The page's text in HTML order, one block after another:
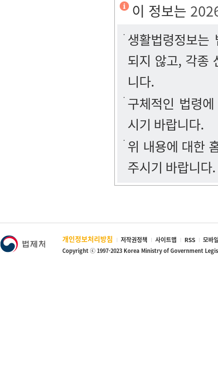
이 정보는
생활법령정보
되지 않고, 각종
니다.
구체적인 법령
시기 바랍니다.
위 내용에 대한
주시기 바랍니다.
개인정보처리방침 저작권정책 사이트맵 RSS 모바
Copyright ⓒ 1997-2023 Korea Ministry of Government